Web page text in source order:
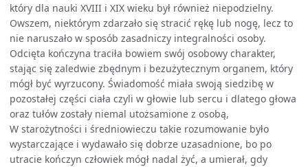
który dla nauki XVIII i XIX wieku był również niepodzielny.
Owszem, niektórym zdarzało się stracić rękę lub nogę, lecz to
nie naruszało w sposób zasadniczy integralności osoby.
Odcięta kończyna traciła bowiem swój osobowy charakter,
stając się zaledwie zbędnym i bezużytecznym organem, który
mógł być wyrzucony. Świadomość miała swoją siedzibę w
pozostałej części ciała czyli w głowie lub sercu i dlatego głowa
oraz tułów zostały niemal utożsamione z osobą,
W starożytności i średniowieczu takie rozumowanie było
wystarczające i wydawało się dobrze uzasadnione, bo po
utracie kończyn człowiek mógł nadal żyć, a umierał, gdy